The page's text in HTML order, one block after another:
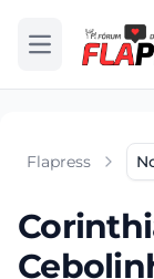
Abrir menu
Flapress